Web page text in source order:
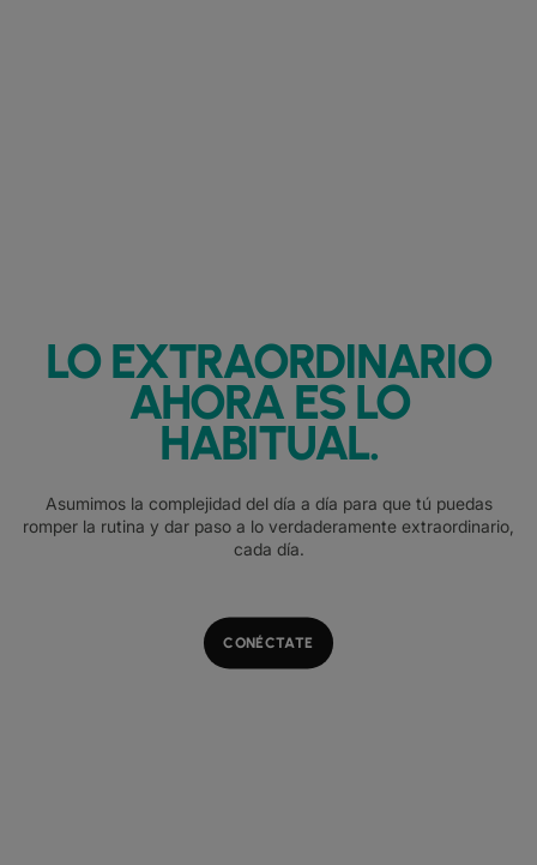
LO EXTRAORDINARIO
AHORA ES LO
HABITUAL.
Asumimos la complejidad del día a día para que tú puedas
romper la rutina y dar paso a lo verdaderamente extraordinario,
cada día.
CONÉCTATE